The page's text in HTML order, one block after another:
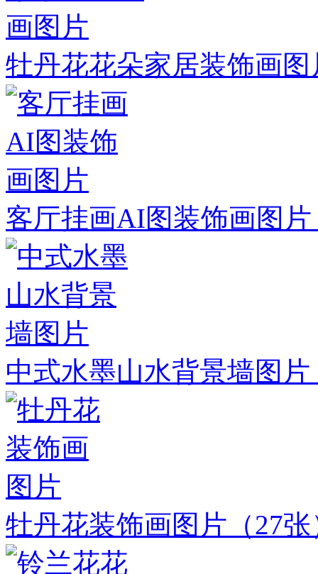
牡丹花花朵家居装饰画图
客厅挂画AI图装饰画图片
中式水墨山水背景墙图片
牡丹花装饰画图片 （27